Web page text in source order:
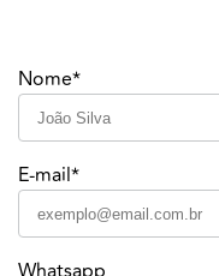
Nome*
E-mail*